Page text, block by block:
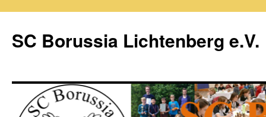
springen
SC Borussia Lichtenberg e.V.